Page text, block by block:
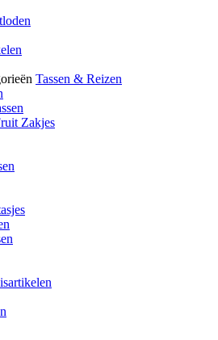
Tassen & Reizen
Zakjes